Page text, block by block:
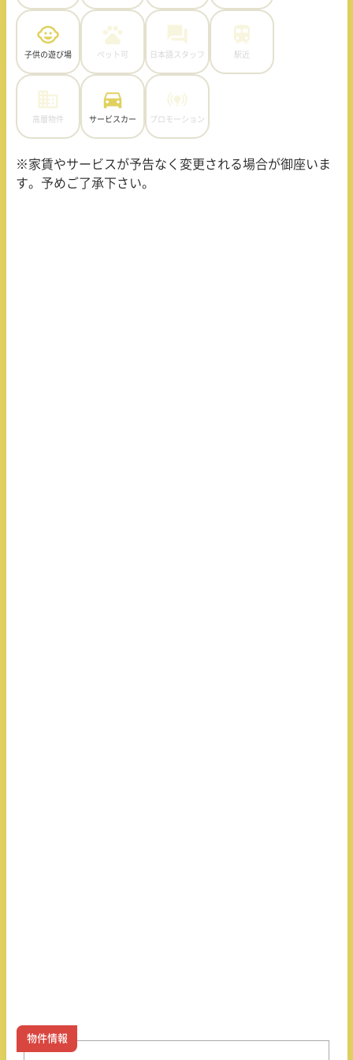
子供の遊び場 ペット可 日本語スタッフ 駅近
高層物件 サービスカー プロモーション
※家賃やサービスが予告なく変更される場合が御座いま
す。予めご了承下さい。
物件情報